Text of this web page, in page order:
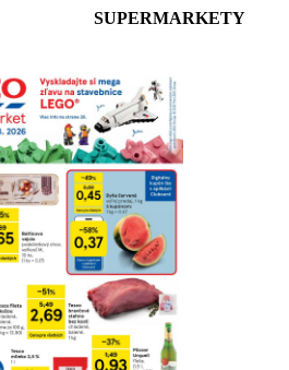
Pozrieť online
Stiahnuť
SUPERMARKETY